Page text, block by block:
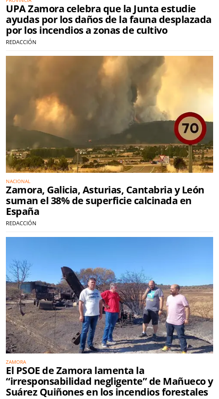
UPA Zamora celebra que la Junta estudie
ayudas por los daños de la fauna desplazada
por los incendios a zonas de cultivo
REDACCIÓN
NACIONAL
Zamora, Galicia, Asturias, Cantabria y León
suman el 38% de superficie calcinada en
España
REDACCIÓN
ZAMORA
El PSOE de Zamora lamenta la
“irresponsabilidad negligente” de Mañueco y
Suárez Quiñones en los incendios forestales